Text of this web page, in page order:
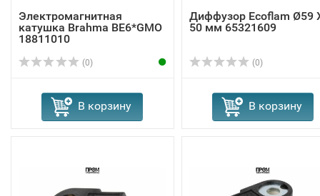
Электромагнитная
катушка Brahma BE6*GMO
18811010
(0)
В корзину
Диффузор Ecoflam Ø59
50 мм 65321609
(0)
В корзину